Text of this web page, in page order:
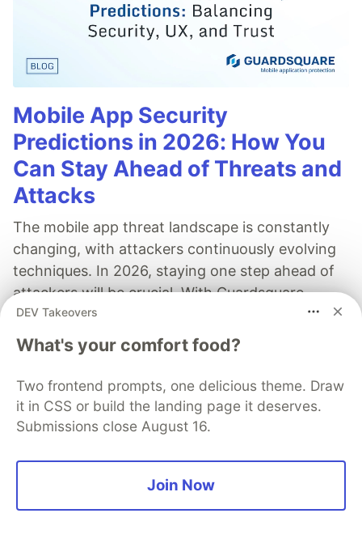
Mobile App Security
Predictions in 2026: How You
Can Stay Ahead of Threats and
Attacks
The mobile app threat landscape is constantly
changing, with attackers continuously evolving
techniques. In 2026, staying one step ahead of
attackers will be crucial. With Guardsquare,
achieve comprehensive mobile app security
without compromises.
Read more
Gabriel Bahia.
DEV Takeovers
What's your comfort food?
Two frontend prompts, one delicious theme. Draw
it in CSS or build the landing page it deserves.
Submissions close August 16.
Join Now